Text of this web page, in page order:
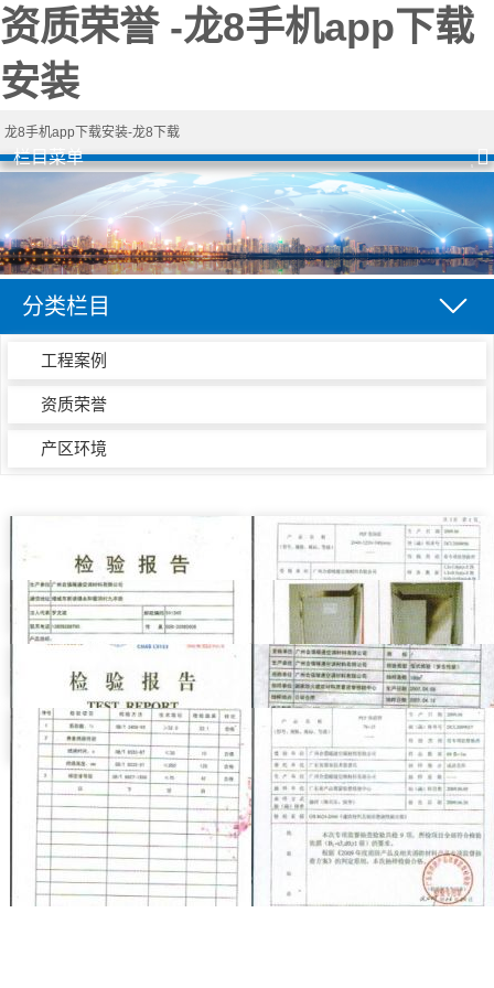
资质荣誉 -龙8手机app下载
安装
龙8手机app下载安装-龙8下载
栏目菜单
分类栏目
工程案例
资质荣誉
产区环境
资质荣誉 资质荣誉
资质荣誉 资质荣誉
资质荣誉 资质荣誉
资质荣誉 资质荣誉
龙8手机app下载安装首页 2 下一页
尾页